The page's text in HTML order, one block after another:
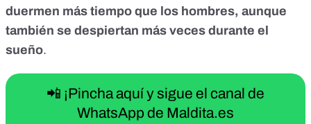
duermen más tiempo que los hombres, aunque
también se despiertan más veces durante el
sueño.
📲 ¡Pincha aquí y sigue el canal de
WhatsApp de Maldita.es